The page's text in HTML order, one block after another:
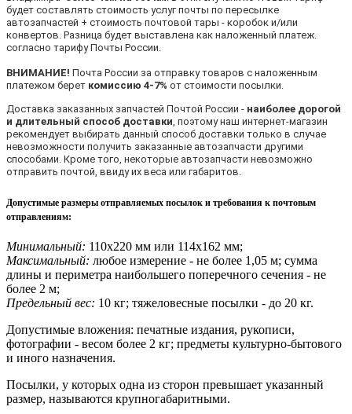
будет составлять стоимость услуг почты по пересылке
автозапчастей + стоимость почтовой тары - коробок и/или
конвертов. Разница будет выставлена как наложенный платеж.
согласно тарифу Почты России.
ВНИМАНИЕ! Почта России за отправку товаров с наложенным
платежом берет комиссию 4-7% от стоимости посылки.
Доставка заказанных запчастей Почтой России - наиболее дорогой
и длительный способ доставки, поэтому наш интернет-магазин
рекомендует выбирать данный способ доставки только в случае
невозможности получить заказанные автозапчасти другими
способами. Кроме того, некоторые автозапчасти невозможно
отправить почтой, ввиду их веса или габаритов.
Допустимые размеры отправляемых посылок и требования к почтовым
отправлениям:
Минимальный: 110х220 мм или 114х162 мм;
Максимальный: любое измерение - не более 1,05 м; сумма
длины и периметра наибольшего поперечного сечения - не
более 2 м;
Предельный вес: 10 кг; тяжеловесные посылки - до 20 кг.
Допустимые вложения: печатные издания, рукописи,
фотографии - весом более 2 кг; предметы культурно-бытового
и иного назначения.
Посылки, у которых одна из сторон превышает указанный
размер, называются крупногабаритными.